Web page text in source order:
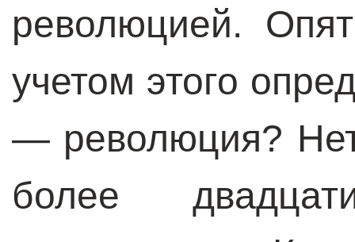
революцией.
учетом этого
— революция?
более